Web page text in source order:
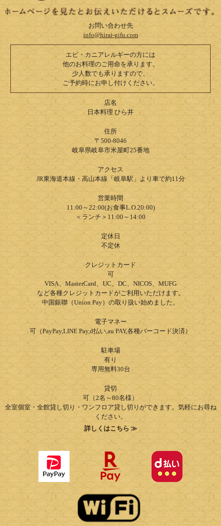
お問い合わせ先
info@hirai-gifu.com
エビ・カニアレルギーの方には
他のお料理のご用命を承ります。
少人数でも承りますので、
ご予約時にお申し付けください。
店名
日本料理 ひら井
住所
〒500-8046
岐阜県岐阜市米屋町25番地
アクセス
JR東海道本線・高山本線「岐阜駅」より車で約11分
営業時間
11:00～22:00(お食事L.O.20:00)
＜ランチ＞11:00～14:00
定休日
不定休
クレジットカード
可
VISA、MasterCard、UC、DC、NICOS、MUFG
など各種クレジットカードがご利用いただけます。
中国銀聯（Union Pay）の取り扱い始めました。
電子マネー
可（PayPay,LINE Pay,d払い,au PAY,各種バーコード決済）
駐車場
有り
専用無料30台
貸切
可（2名～80名様）
全室個室・全館貸し切り・ワンフロア貸し切りができます。気軽にお尋ね
ください。
詳しくはこちら ≫